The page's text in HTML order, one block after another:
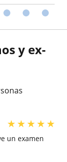
y ex-
★★★★★
un examen